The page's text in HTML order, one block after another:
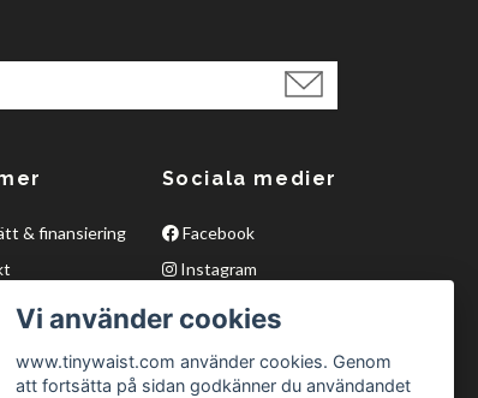
& finansiering
Sociala medier
Facebook
Instagram
Twitter
Vi använder cookies
www.tinywaist.com använder cookies. Genom
att fortsätta på sidan godkänner du användandet